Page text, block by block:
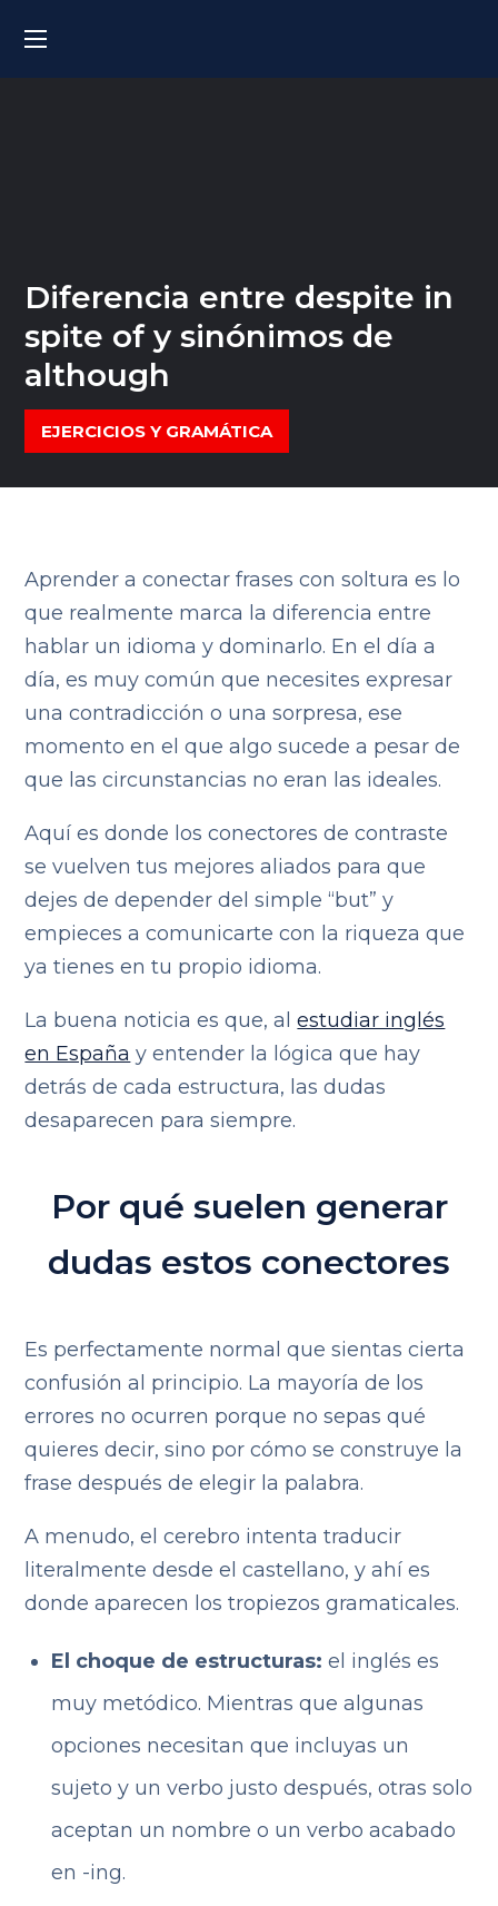
Diferencia entre despite in
spite of y sinónimos de
although
EJERCICIOS Y GRAMÁTICA
Aprender a conectar frases con soltura es lo
que realmente marca la diferencia entre
hablar un idioma y dominarlo. En el día a
día, es muy común que necesites expresar
una contradicción o una sorpresa, ese
momento en el que algo sucede a pesar de
que las circunstancias no eran las ideales.
Aquí es donde los conectores de contraste
se vuelven tus mejores aliados para que
dejes de depender del simple “but” y
empieces a comunicarte con la riqueza que
ya tienes en tu propio idioma.
La buena noticia es que, alestudiar inglés
en España y entender la lógica que hay
detrás de cada estructura, las dudas
desaparecen para siempre.
Por qué suelen generar
dudas estos conectores
Es perfectamente normal que sientas cierta
confusión al principio. La mayoría de los
errores no ocurren porque no sepas qué
quieres decir, sino por cómo se construye la
frase después de elegir la palabra.
A menudo, el cerebro intenta traducir
literalmente desde el castellano, y ahí es
donde aparecen los tropiezos gramaticales.
El choque de estructuras: el inglés es
muy metódico. Mientras que algunas
opciones necesitan que incluyas un
sujeto y un verbo justo después, otras solo
aceptan un nombre o un verbo acabado
en -ing.